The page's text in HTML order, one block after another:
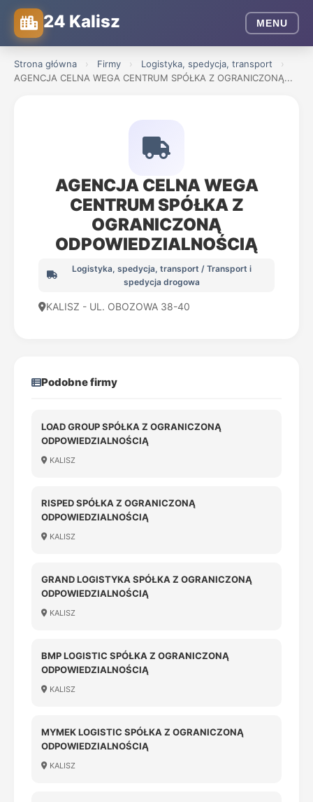
24 Kalisz MENU
Strona główna › Firmy › Logistyka, spedycja, transport
›
AGENCJA CELNA WEGA CENTRUM SPÓŁKA Z OGRANICZONĄ...
AGENCJA CELNA WEGA
CENTRUM SPÓŁKA Z
OGRANICZONĄ
ODPOWIEDZIALNOŚCIĄ
Logistyka, spedycja, transport / Transport i
spedycja drogowa
KALISZ - UL. OBOZOWA 38-40
Podobne firmy
LOAD GROUP SPÓŁKA Z OGRANICZONĄ
ODPOWIEDZIALNOŚCIĄ
KALISZ
RISPED SPÓŁKA Z OGRANICZONĄ
ODPOWIEDZIALNOŚCIĄ
KALISZ
GRAND LOGISTYKA SPÓŁKA Z OGRANICZONĄ
ODPOWIEDZIALNOŚCIĄ
KALISZ
BMP LOGISTIC SPÓŁKA Z OGRANICZONĄ
ODPOWIEDZIALNOŚCIĄ
KALISZ
MYMEK LOGISTIC SPÓŁKA Z OGRANICZONĄ
ODPOWIEDZIALNOŚCIĄ
KALISZ